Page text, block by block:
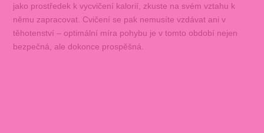
jako prostředek k vycvičení kalorií, zkuste na svém vztahu k
němu zapracovat. Cvičení se pak nemusíte vzdávat ani v
těhotenství – optimální míra pohybu je v tomto období nejen
bezpečná, ale dokonce prospěšná.